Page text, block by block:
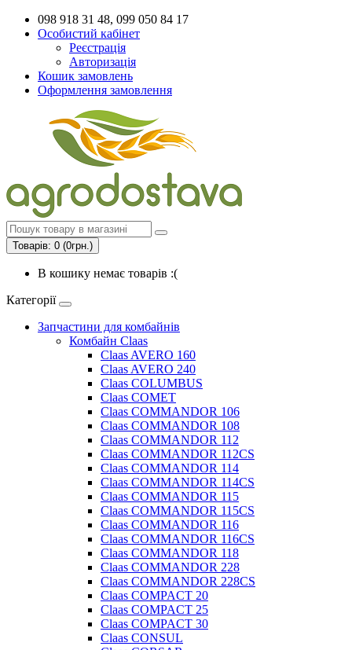
098 918 31 48, 099 050 84 17
Особистий кабінет
Реєстрація
Авторизація
Кошик замовлень
Оформлення замовлення
Товарів: 0 (0грн.)
В кошику немає товарів :(
Категорії
Запчастини для комбайнів
Комбайн Claas
Claas AVERO 160
Claas AVERO 240
Claas COLUMBUS
Claas COMET
Claas COMMANDOR 106
Claas COMMANDOR 108
Claas COMMANDOR 112
Claas COMMANDOR 112CS
Claas COMMANDOR 114
Claas COMMANDOR 114CS
Claas COMMANDOR 115
Claas COMMANDOR 115CS
Claas COMMANDOR 116
Claas COMMANDOR 116CS
Claas COMMANDOR 118
Claas COMMANDOR 228
Claas COMMANDOR 228CS
Claas COMPACT 20
Claas COMPACT 25
Claas COMPACT 30
Claas CONSUL